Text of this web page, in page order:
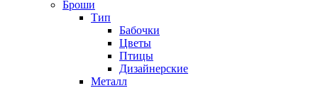
Броши
Тип
Бабочки
Цветы
Птицы
Дизайнерские
Металл